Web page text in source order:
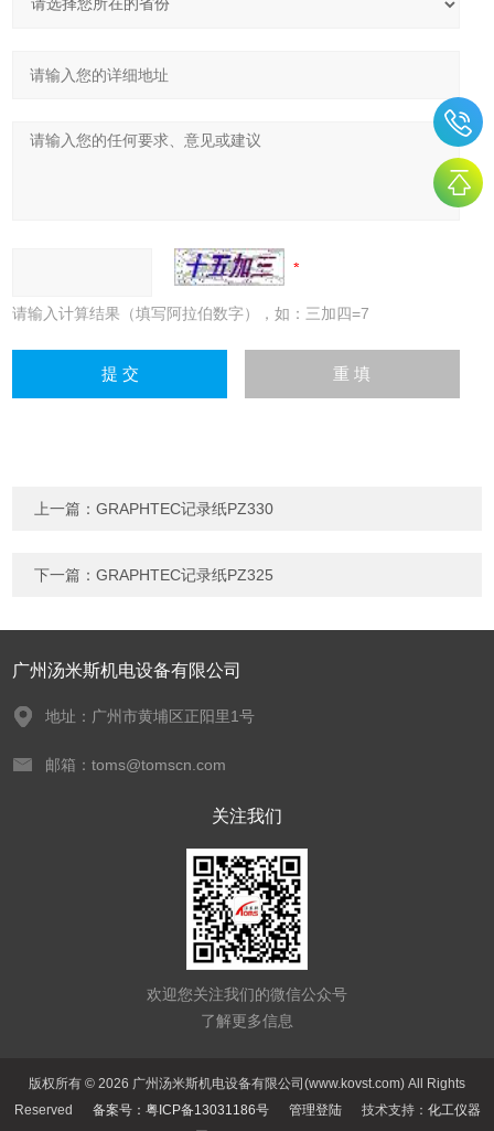
请输入计算结果（填写阿拉伯数字），如：三加四=7
上一篇：GRAPHTEC记录纸PZ330
下一篇：GRAPHTEC记录纸PZ325
广州汤米斯机电设备有限公司
地址：广州市黄埔区正阳里1号
邮箱：toms@tomscn.com
关注我们
欢迎您关注我们的微信公众号
了解更多信息
版权所有 © 2026 广州汤米斯机电设备有限公司(www.kovst.com) All Rights
Reserved 备案号：粤ICP备13031186号 管理登陆技术支持： 化工仪器